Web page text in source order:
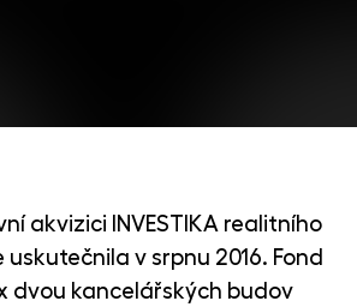
akvizici INVESTIKA realitního
v srpnu 2016. Fond
dvou kancelářských budov